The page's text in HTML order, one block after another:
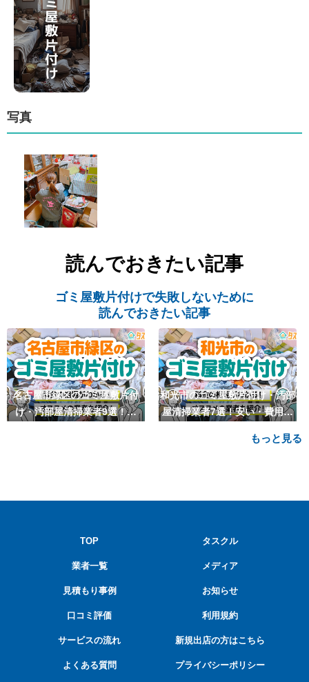
写真
読んでおきたい記事
ゴミ屋敷片付けで失敗しないために
読んでおきたい記事
名古屋市緑区のゴミ屋敷片付
け・汚部屋清掃業者9選！安
和光市のゴミ屋敷片付け・汚部
屋清掃業者7選！安い・費用相
もっと見る
TOP
業者一覧
見積もり事例
口コミ評価
サービスの流れ
よくある質問
タスクル
メディア
お知らせ
利用規約
新規出店の方はこちら
プライバシーポリシー